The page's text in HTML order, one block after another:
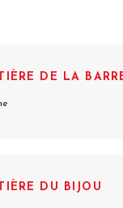
DE LA
DU BIJOU